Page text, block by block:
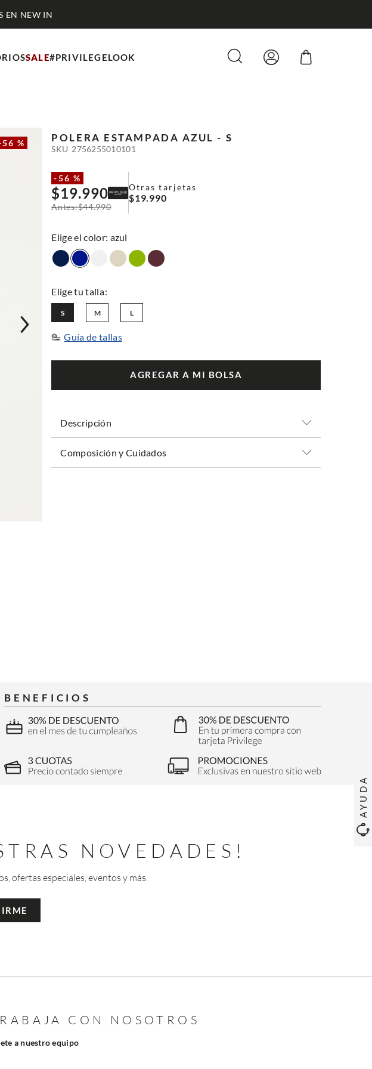
AYUDA
EN NEW IN
SALE#PRIVILEGELOOK
56 % POLERA ESTAMPADA AZUL - S
SKU 2756255010101
-56 %
$19.990
$44.990
Otras tarjetas
$19.990
: azul
L
M
S
Guía de tallas
AGREGAR A MI BOLSA
Descripción
Composición y Cuidados
BENEFICIOS
NOVEDADES!
ofertas especiales, eventos y más.
CON NOSOTROS
a nuestro equipo